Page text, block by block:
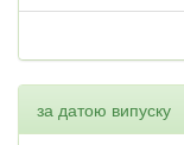
за датою випуску